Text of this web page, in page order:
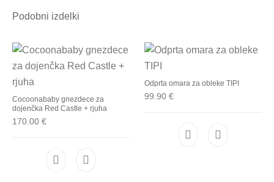
Podobni izdelki
Cocoonababy gnezdece za
dojenčka Red Castle + rjuha
170.00€
Odprta omara za obleke TIPI
99.90 €